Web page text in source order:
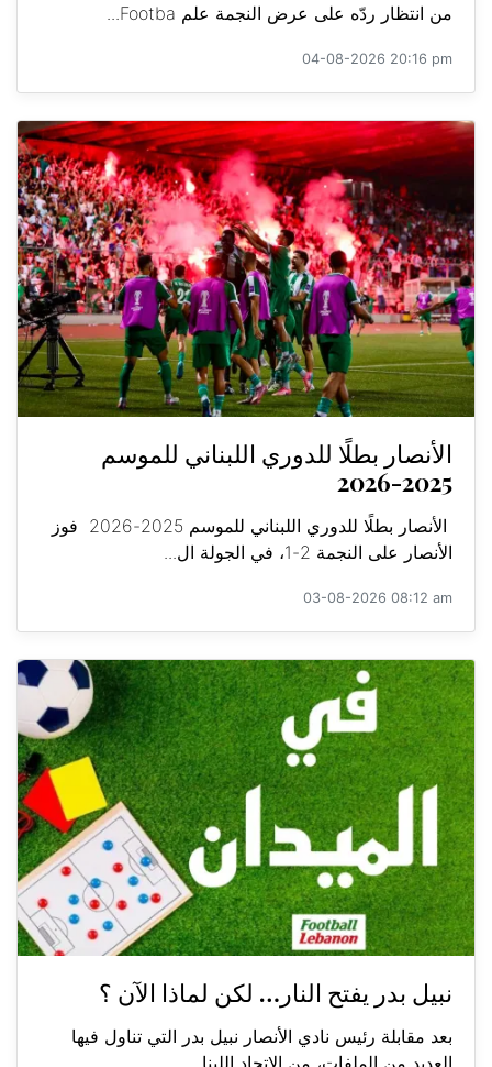
من انتظار ردّه على عرض النجمة علم Footba...
04-08-2026 20:16 pm
الأنصار بطلًا للدوري اللبناني للموسم
2025-2026
الأنصار بطلًا للدوري اللبناني للموسم 2025-2026 فوز
الأنصار على النجمة 2-1، في الجولة ال...
03-08-2026 08:12 am
نبيل بدر يفتح النار… لكن لماذا الآن ؟
بعد مقابلة رئيس نادي الأنصار نبيل بدر التي تناول فيها
العديد من الملفات، من الاتحاد اللبنا...